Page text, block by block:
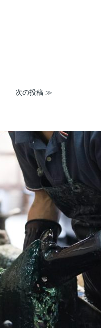
次の投稿 ≫